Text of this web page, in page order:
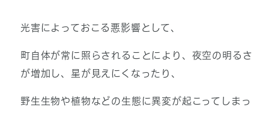
光害によっておこる悪影響として、
町自体が常に照らされることにより、夜空の明るさ
が増加し、星が見えにくなったり、
野生生物や植物などの生態に異変が起こってしまっ